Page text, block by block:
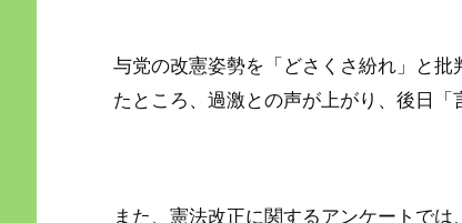
与党の改憲姿勢を「どさくさ紛れ」と
たところ、過激との声が上がり、後日「
また、憲法改正に関するアンケートで